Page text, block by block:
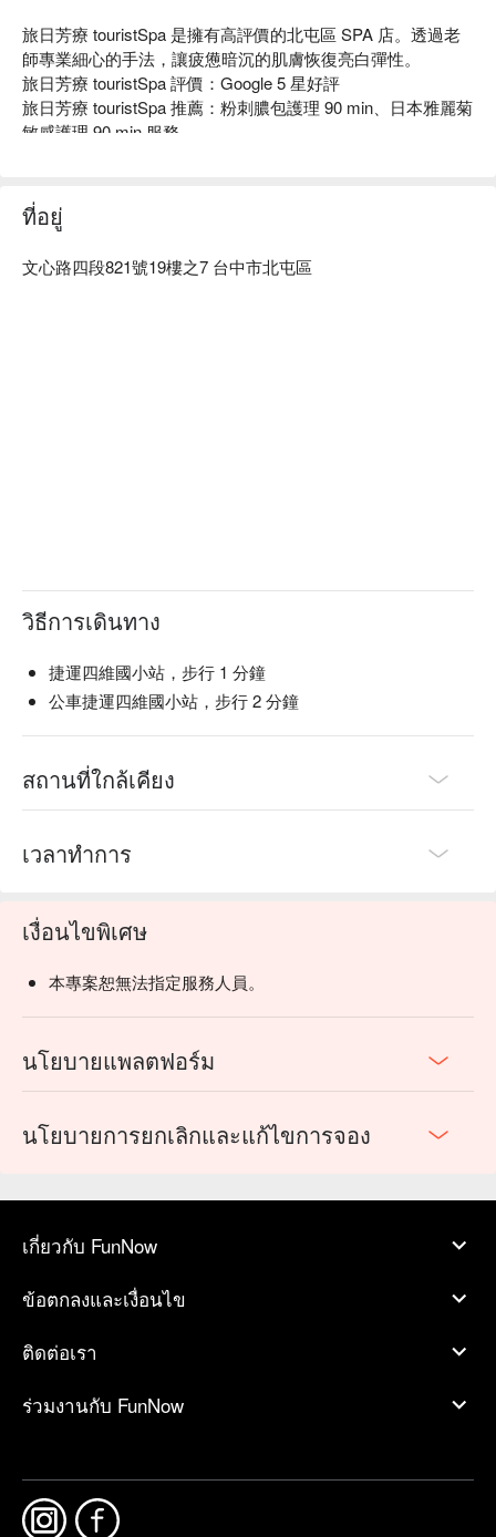
旅日芳療 touristSpa 是擁有高評價的北屯區 SPA 店。透過老
師專業細心的手法，讓疲憊暗沉的肌膚恢復亮白彈性。
旅日芳療 touristSpa 評價：Google 5 星好評
旅日芳療 touristSpa 推薦：粉刺膿包護理 90 min、日本雅麗菊
敏感護理 90 min 服務。
ที่อยู่
文心路四段821號19樓之7 台中市北屯區
วิธีการเดินทาง
捷運四維國小站，步行 1 分鐘
公車捷運四維國小站，步行 2 分鐘
สถานที่ใกล้เคียง
เวลาทำการ
เงื่อนไขพิเศษ
本專案恕無法指定服務人員。
นโยบายแพลตฟอร์ม
นโยบายการยกเลิกและแก้ไขการจอง
เกี่ยวกับ FunNow
ข้อตกลงและเงื่อนไข
ติดต่อเรา
ร่วมงานกับ FunNow